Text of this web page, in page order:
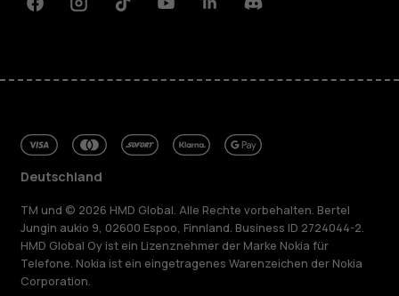
FacebookInstagramTiktokYoutubeLinkedinDiscord
Deutschland
TM und © 2026 HMD Global. Alle Rechte vorbehalten. Bertel
Jungin aukio 9, 02600 Espoo, Finnland. Business ID 2724044-2.
HMD Global Oy ist ein Lizenznehmer der Marke Nokia für
Telefone. Nokia ist ein eingetragenes Warenzeichen der Nokia
Corporation.